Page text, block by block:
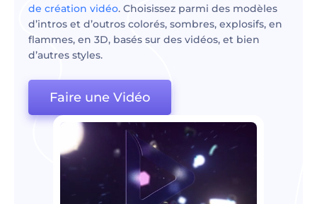
de création vidéo. Choisissez parmi des modèles
d’intros et d’outros colorés, sombres, explosifs, en
flammes, en 3D, basés sur des vidéos, et bien
d’autres styles.
Faire une Vidéo